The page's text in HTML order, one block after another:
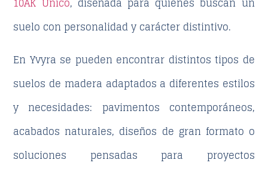
suelo con personalidad y carácter distintivo.
En Yvyra se pueden encontrar distintos tipos de
suelos de madera adaptados a diferentes estilos
y necesidades: pavimentos contemporáneos,
acabados naturales, diseños de gran formato o
soluciones pensadas para proyectos